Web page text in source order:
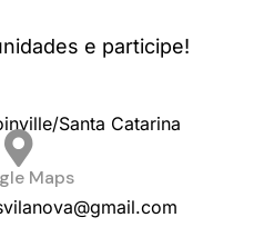
e participe!
Santa Catarina
Maps